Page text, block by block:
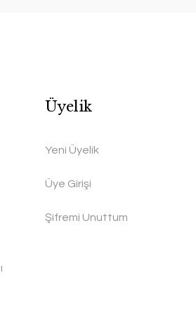
Üyelik
Yeni Üyelik
Üye Girişi
Şifremi Unuttum